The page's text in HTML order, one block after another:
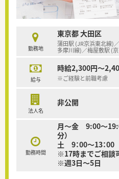
勤務地
東京都 大田区
蒲田駅 (JR京浜東北線)
多摩川線)／梅屋敷駅 (京
給与
時給2,300円～
※ご経験と前職考慮
法人名
非公開
勤務時間
月～金 9:00～
分）
土 9：00～13：00
※17時までご相談
※週3日～5日